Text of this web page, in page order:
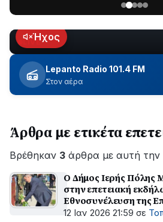
Ναυπάκτου
εδώ
και
περίπου
δύο
ώρες
εξέλιξη
οι
εργασίες
ΔΕΔΔΗΕ
για
την
LIVEΉχος
Lepanto Radio 101.4 FM
Στον αέρα
Άρθρα με ετικέτα
Βρέθηκαν 3 άρθρα με αυτή την
Ο Δήμος Ιερής Πόλης
στην επετειακή εκδήλωση για
Εθνοσυνέλευση της
12 Ιαν 2026 21:59 σε